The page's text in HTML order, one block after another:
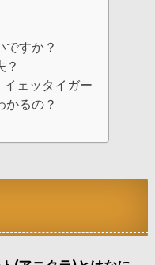
ですか？
？
ェッタイガー
かるの？